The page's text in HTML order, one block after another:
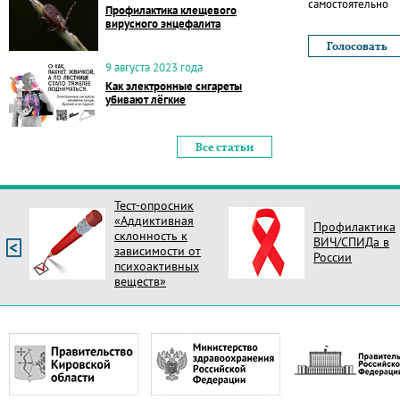
Профилактика клещевого
вирусного энцефалита
9 августа 2023 года
Как электронные сигареты
убивают лёгкие
Все статьи
самостоятельно
Тест-опросник
«Аддиктивная
склонность к
зависимости от
психоактивных
веществ»
Профилактика
ВИЧ/СПИДа в
России